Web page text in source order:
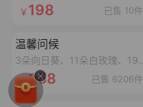
198 已售 10件
加载失败,点击重试
温馨问候
358 已售 6206件